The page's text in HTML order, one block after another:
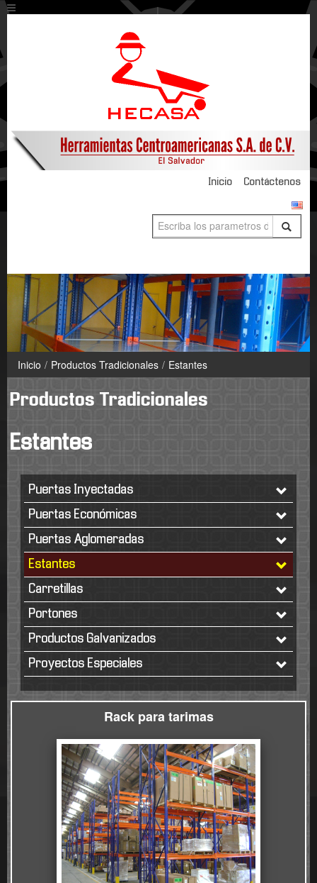
Inicio Contáctenos
Inicio / Productos Tradicionales / Estantes
Productos Tradicionales
Estantes
Puertas Inyectadas
Puertas Económicas
Puertas Aglomeradas
Estantes
Carretillas
Portones
Productos Galvanizados
Proyectos Especiales
Rack para tarimas